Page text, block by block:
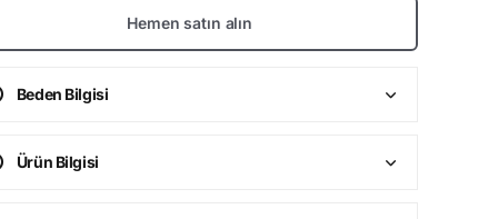
Hemen satın alın
Beden Bilgisi
Ürün Bilgisi